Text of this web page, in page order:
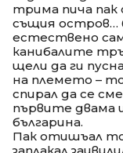
трима пича пак
същия остров…
естествено
канибалите
щели да ги
на племето –
спирал да се
първите двама
българина.
Пак отишъал